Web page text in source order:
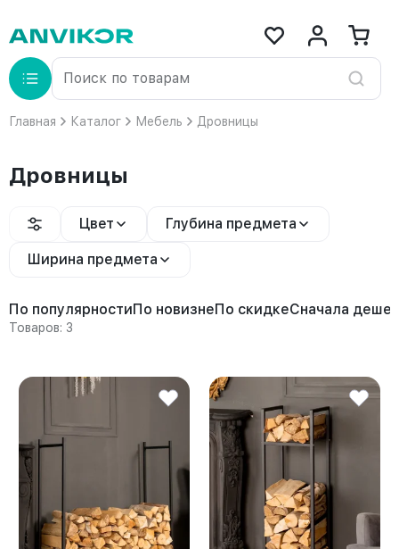
Главная Каталог Мебель Дровницы
Дровницы
Цвет Глубина предмета
Ширина предмета
По популярностиПо новизнеПо скидкеСначала
Товаров: 3